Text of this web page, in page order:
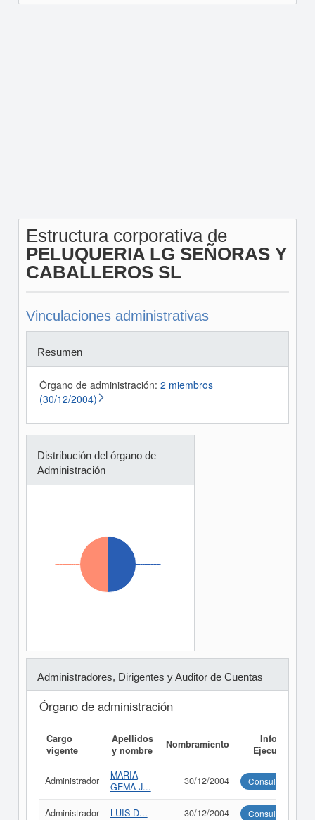
Estructura corporativa de
PELUQUERIA LG SEÑORAS Y
CABALLEROS SL
Vinculaciones administrativas
Resumen
Órgano de administración: 2 miembros
(30/12/2004)
Distribución del órgano de
Administración
Administradores, Dirigentes y Auditor de Cuentas
Órgano de administración
Cargo
vigente
Apellidos
y nombre
Nombramiento
Informe
Ejecutivo
Administrador
MARIA
GEMA J...
30/12/2004 Consultar
Administrador LUIS D... 30/12/2004 Consultar